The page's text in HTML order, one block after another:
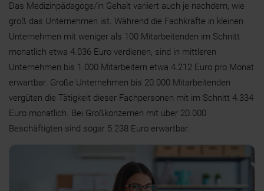
Das Medizinpädagoge/in Gehalt variiert auch je nachdem, wie
groß das Unternehmen ist. Während die Fachkräfte in kleinen
Unternehmen mit weniger als 100 Mitarbeitenden im Schnitt
monatlich etwa 4.036 Euro verdienen, sind in mittleren
Unternehmen bis 1.000 Mitarbeitern etwa 4.212 Euro pro Monat
erwartbar. Große Unternehmen bis 20.000 Mitarbeitenden
vergüten die Tätigkeit dieser Fachpersonen mit im Schnitt 4.334
Euro monatlich. Bei Großkonzernen mit über 20.000
Beschäftigten sind sogar 5.238 Euro erwartbar.